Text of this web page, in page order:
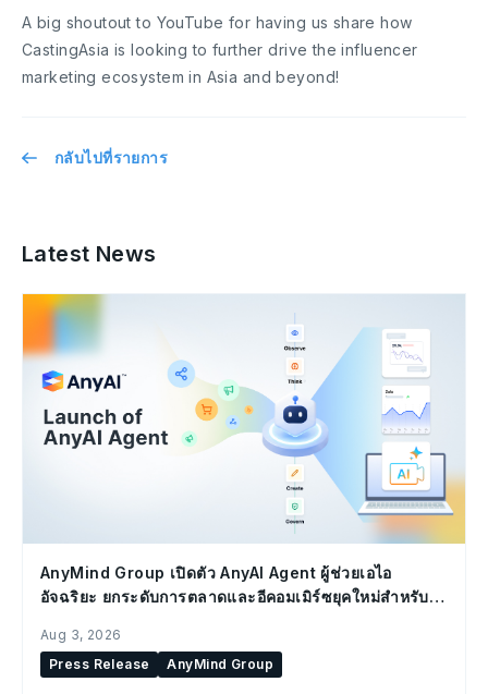
A big shoutout to YouTube for having us share how
CastingAsia is looking to further drive the influencer
marketing ecosystem in Asia and beyond!
กลับไปที่รายการ
Latest News
AnyMind Group เปิดตัว AnyAI Agent ผู้ช่วยเอไอ
อัจฉริยะ ยกระดับการตลาดและอีคอมเมิร์ซยุคใหม่สำหรับ
Aug 3, 2026
Press Release
AnyMind Group